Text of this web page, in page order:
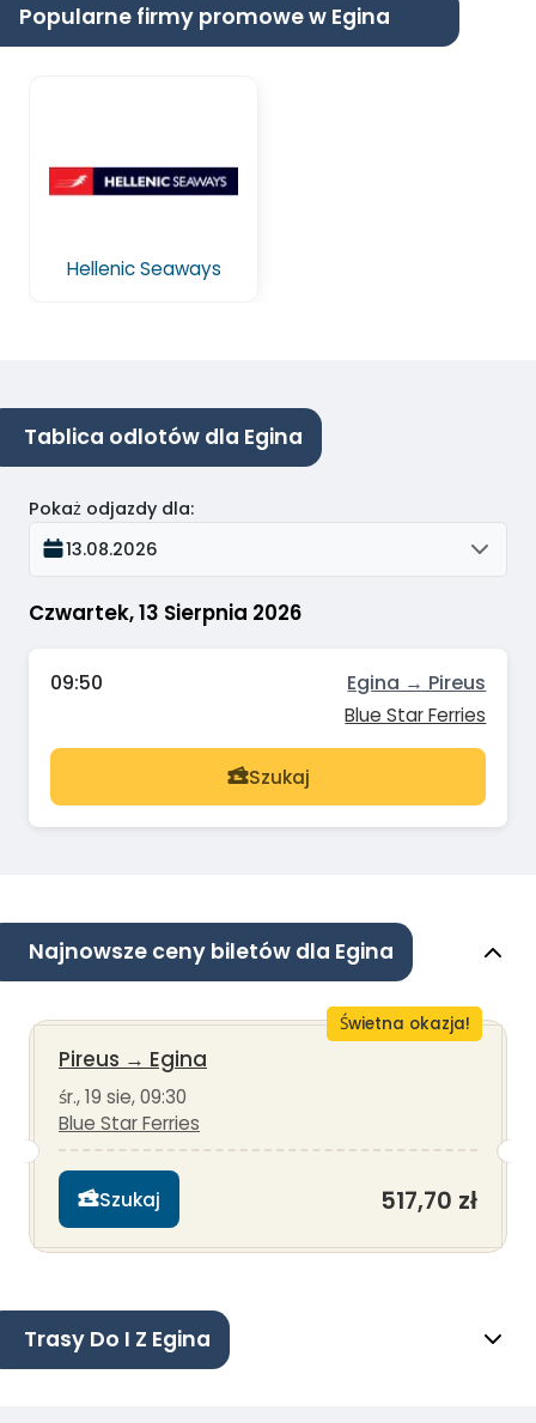
Popularne firmy promowe w Egina
Hellenic Seaways
Tablica odlotów dla Egina
Czwartek, 13 Sierpnia 2026
Pokaż odjazdy dla:
13.08.2026
09:50 Egina → Pireus
Blue Star Ferries
Szukaj
Najnowsze ceny biletów dla Egina
Świetna okazja!
Pireus → Egina
śr., 19 sie, 09:30
Blue Star Ferries
Szukaj 517,70 zł
Trasy Do I Z Egina